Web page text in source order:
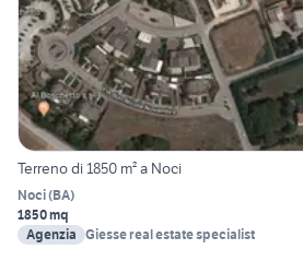
Terreno di 1850 m² a Noci
Noci(BA)
1850 mq
Agenzia Giesse real estate specialist